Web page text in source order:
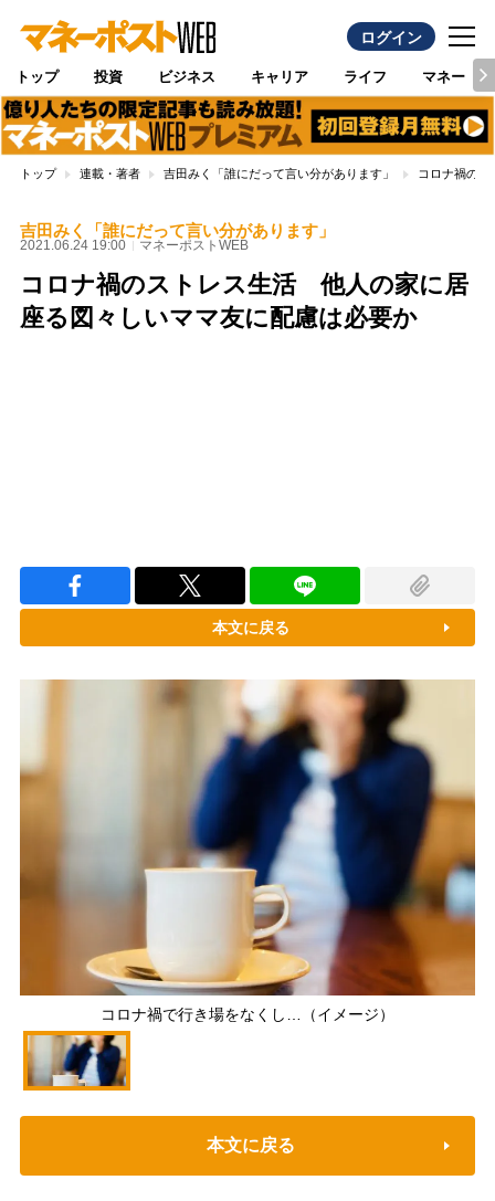
ログイン
トップ 投資 ビジネス キャリア ライフ マネー
トップ 連載・著者 吉田みく「誰にだって言い分があります」 コロナ禍の
吉田みく「誰にだって言い分があります」
2021.06.24 19:00 マネーポストWEB
コロナ禍のストレス生活 他人の家に居
座る図々しいママ友に配慮は必要か
本文に戻る
コロナ禍で行き場をなくし…（イメージ）
本文に戻る